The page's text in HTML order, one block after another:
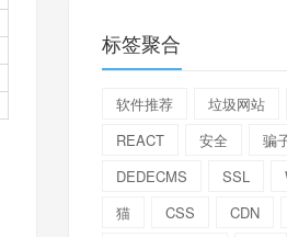
标签聚合
软件推荐 垃圾网站
REACT
安全 骗
DEDECMS
SSL
猫
CSS CDN